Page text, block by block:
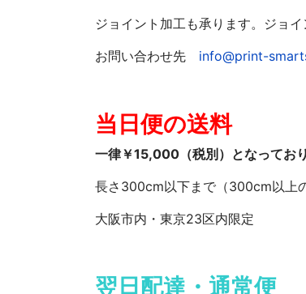
ジョイント加工も承ります。ジョ
お問い合わせ先 info@print-
当日便の送料
一律￥15,000（税別）となってお
長さ300cm以下まで（300cm以上
大阪市内・東京23区内限定
翌日配達・通常便